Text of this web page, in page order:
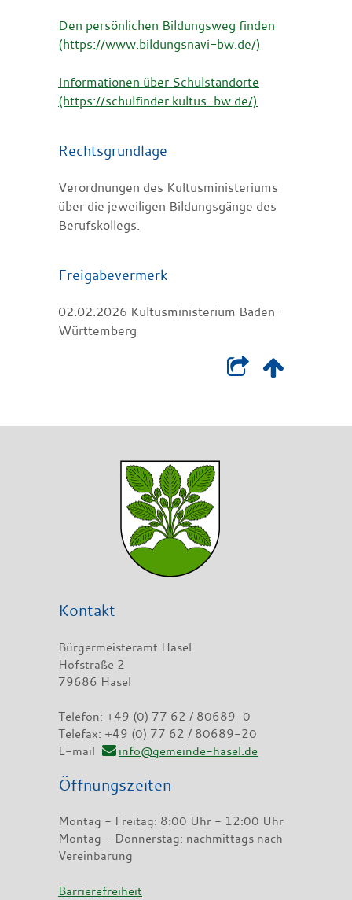
Den persönlichen Bildungsweg finden
(https://www.bildungsnavi-bw.de/)
Informationen über Schulstandorte
(https://schulfinder.kultus-bw.de/)
Rechtsgrundlage
Verordnungen des Kultusministeriums
über die jeweiligen Bildungsgänge des
Berufskollegs.
Freigabevermerk
02.02.2026 Kultusministerium Baden-
Württemberg
Kontakt
Bürgermeisteramt Hasel
Hofstraße 2
79686 Hasel
Telefon: +49 (0) 77 62 / 80689-0
Telefax: +49 (0) 77 62 / 80689-20
E-mail
info@gemeinde-hasel.de
Öffnungszeiten
Montag - Freitag: 8:00 Uhr - 12:00 Uhr
Montag - Donnerstag: nachmittags nach
Vereinbarung
Barrierefreiheit